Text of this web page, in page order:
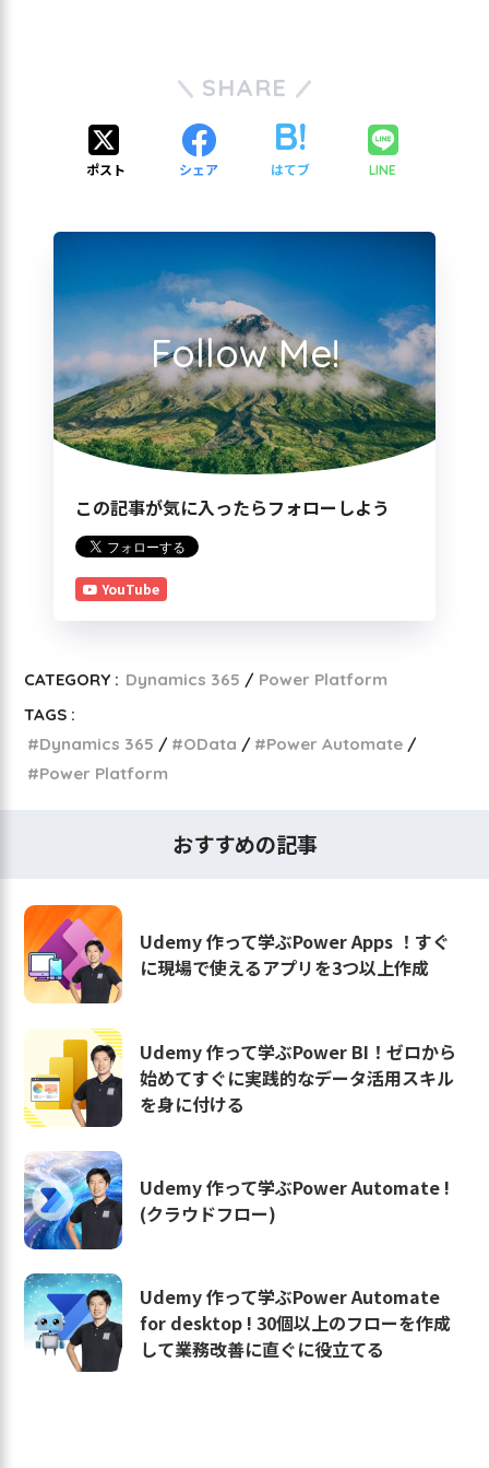
SHARE
ポスト シェア はてブ LINE
Follow Me!
この記事が気に入ったらフォローしよう
YouTube
CATEGORY : Dynamics 365
Power Platform
TAGS :
Dynamics 365
OData
Power Automate
Power Platform
おすすめの記事
Udemy 作って学ぶPower Apps ！すぐ
に現場で使えるアプリを3つ以上作成
Udemy 作って学ぶPower BI！ゼロから
始めてすぐに実践的なデータ活用スキル
を身に付ける
Udemy 作って学ぶPower Automate !
(クラウドフロー)
Udemy 作って学ぶPower Automate
for desktop ! 30個以上のフローを作成
して業務改善に直ぐに役立てる